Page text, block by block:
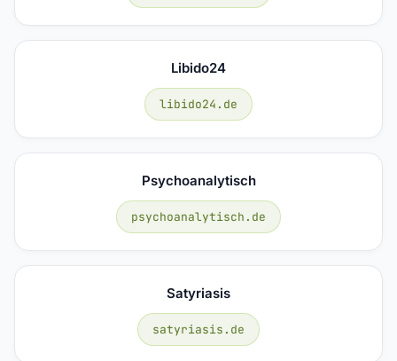
Libido24
libido24.de
Psychoanalytisch
psychoanalytisch.de
Satyriasis
satyriasis.de